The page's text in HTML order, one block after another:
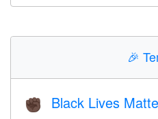
🎉
✊🏿 Black Lives